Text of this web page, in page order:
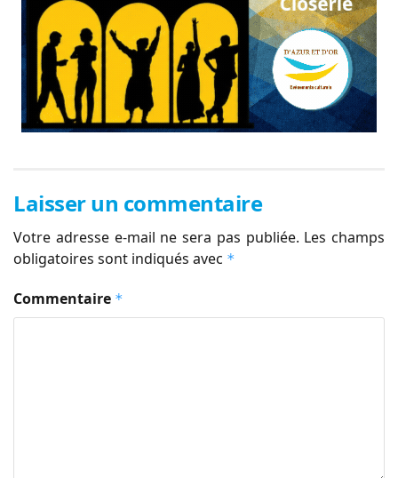
Laisser un commentaire
Votre adresse e-mail ne sera pas publiée. Les champs
obligatoires sont indiqués avec *
Commentaire *